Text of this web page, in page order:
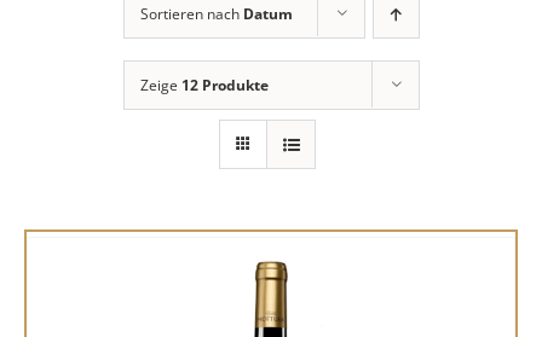
Sortieren nach Datum
Zeige 12 Produkte